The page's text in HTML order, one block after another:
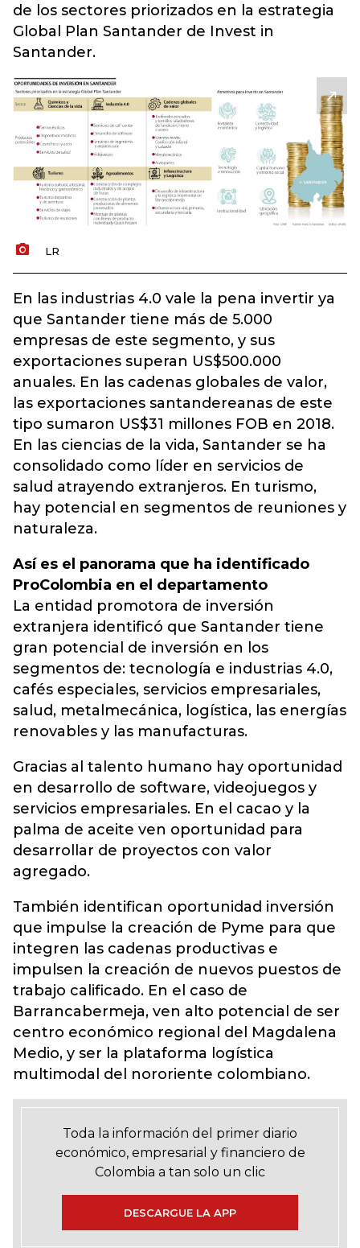
de los sectores priorizados en la estrategia
Global Plan Santander de Invest in
Santander.
LR
En las industrias 4.0 vale la pena invertir ya
que Santander tiene más de 5.000
empresas de este segmento, y sus
exportaciones superan US$500.000
anuales. En las cadenas globales de valor,
las exportaciones santandereanas de este
tipo sumaron US$31 millones FOB en 2018.
En las ciencias de la vida, Santander se ha
consolidado como líder en servicios de
salud atrayendo extranjeros. En turismo,
hay potencial en segmentos de reuniones y
naturaleza.
Así es el panorama que ha identificado
ProColombia en el departamento
La entidad promotora de inversión
extranjera identificó que Santander tiene
gran potencial de inversión en los
segmentos de: tecnología e industrias 4.0,
cafés especiales, servicios empresariales,
salud, metalmecánica, logística, las energías
renovables y las manufacturas.
Gracias al talento humano hay oportunidad
en desarrollo de software, videojuegos y
servicios empresariales. En el cacao y la
palma de aceite ven oportunidad para
desarrollar de proyectos con valor
agregado.
También identifican oportunidad inversión
que impulse la creación de Pyme para que
integren las cadenas productivas e
impulsen la creación de nuevos puestos de
trabajo calificado. En el caso de
Barrancabermeja, ven alto potencial de ser
centro económico regional del Magdalena
Medio, y ser la plataforma logística
multimodal del nororiente colombiano.
Toda la información del primer diario
económico, empresarial y financiero de
Colombia a tan solo un clic
DESCARGUE LA APP